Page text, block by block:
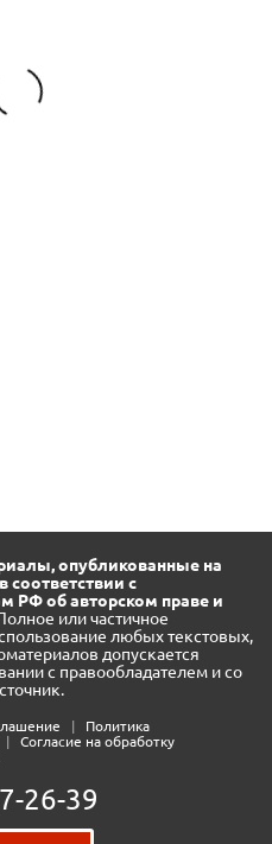
опубликованные на
с
РФ об авторском праве и
или частичное
любых текстовых,
допускается
с правообладателем и со
|
Политика
|
Согласие на обработку
26-39